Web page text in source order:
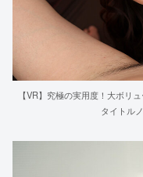
【VR】究極の実用度！大ボリ
タイトル